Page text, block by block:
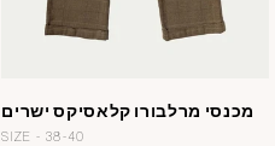
מכנסי מרלבורו קלאסיקס ישרים
SIZE - 38-40